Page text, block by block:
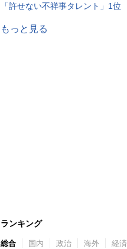
「許せない不祥事タレント」1位
もっと見る
ランキング
総合 国内 政治 海外 経済